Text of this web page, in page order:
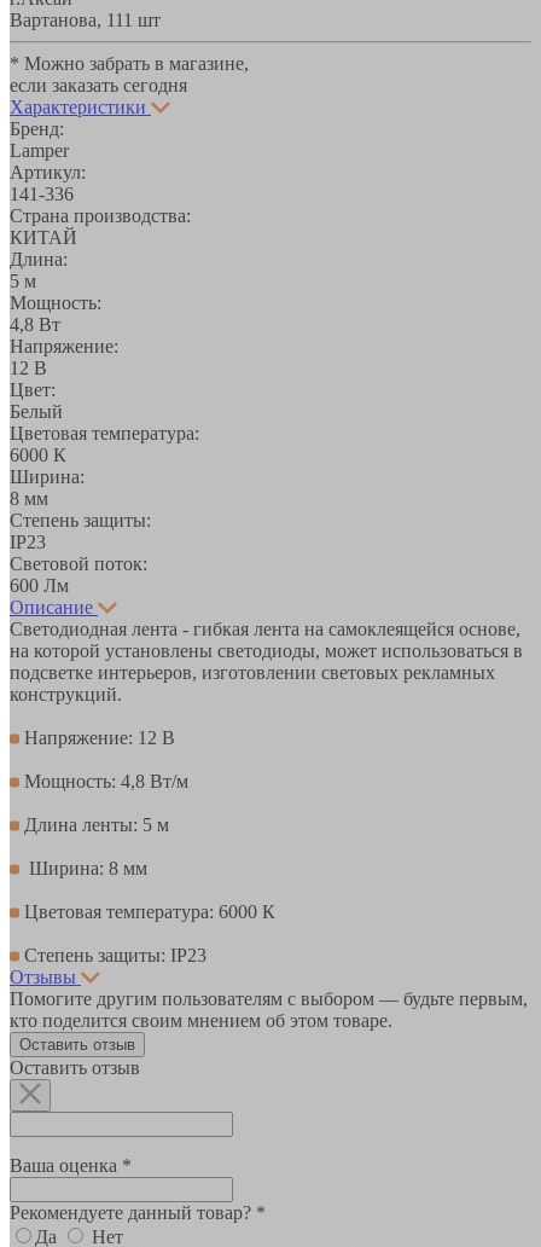
Вартанова, 111 шт
* Можно забрать в магазине,
если заказать сегодня
Характеристики
Бренд:
Lamper
Артикул:
141-336
Страна производства:
КИТАЙ
Длина:
5 м
Мощность:
4,8 Вт
Напряжение:
12 В
Цвет:
Белый
Цветовая температура:
6000 К
Ширина:
8 мм
Степень защиты:
IP23
Световой поток:
600 Лм
Описание
Светодиодная лента - гибкая лента на самоклеящейся основе,
на которой установлены светодиоды, может использоваться в
подсветке интерьеров, изготовлении световых рекламных
конструкций.
Напряжение: 12 В
Мощность: 4,8 Вт/м
Длина ленты: 5 м
Ширина: 8 мм
Цветовая температура: 6000 К
Степень защиты: IP23
Отзывы
Помогите другим пользователям с выбором — будьте первым,
кто поделится своим мнением об этом товаре.
Оставить отзыв
Оставить отзыв
Ваша оценка *
Рекомендуете данный товар? *
Да
Нет